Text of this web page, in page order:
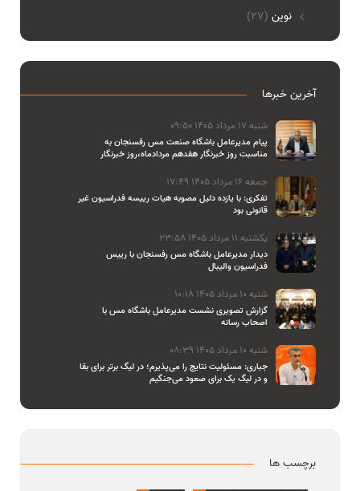
نوین (27)
آخرین خبرها
شنبه 17 مرداد 1405 09:50
پیام مدیرعامل باشگاه صنعت مس رفسنجان به
مناسبت روز خبرنگار هفدهم مردادماه،روز خبرنگار
جمعه 16 مرداد 1405 17:49
تفکری: با یازده دلیل مصوبه هیات رییسه فدراسیون غیر
قانونی بود
یکشنبه 11 مرداد 1405 23:58
دیدار مدیرعامل باشگاه مس رفسنجان با رییس
فدراسیون والیبال
شنبه 10 مرداد 1405 10:18
گزارش تصویری نشست مدیرعامل باشگاه مس با
اصحاب رسانه
شنبه 10 مرداد 1405 08:39
جباری: مسئولیت نتایج را می‌پذیرم؛ در لیگ برتر برای بقا
و در لیگ یک برای صعود می‌جنگیم
برچسب ها